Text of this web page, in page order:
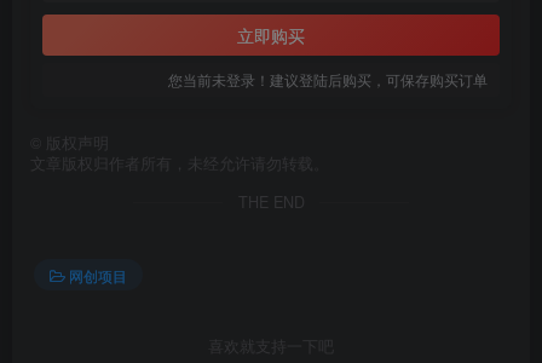
立即购买
您当前未登录！建议登陆后购买，可保存购买订单
版权声明
文章版权归作者所有，未经允许请勿转载。
THE END
网创项目
喜欢就支持一下吧